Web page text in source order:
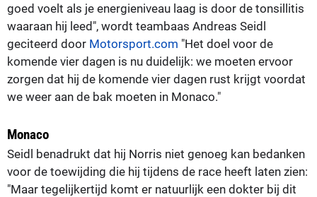
goed voelt als je energieniveau laag is door de tonsillitis
waaraan hij leed", wordt teambaas Andreas Seidl
geciteerd door Motorsport.com "Het doel voor de
komende vier dagen is nu duidelijk: we moeten ervoor
zorgen dat hij de komende vier dagen rust krijgt voordat
we weer aan de bak moeten in Monaco."
Monaco
Seidl benadrukt dat hij Norris niet genoeg kan bedanken
voor de toewijding die hij tijdens de race heeft laten zien:
"Maar tegelijkertijd komt er natuurlijk een dokter bij dit